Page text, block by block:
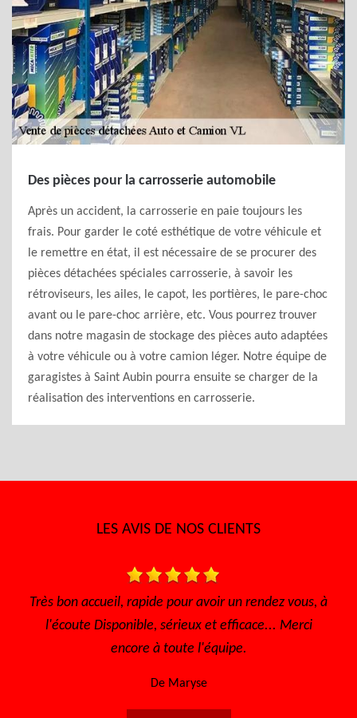
Des pièces pour la carrosserie automobile
Après un accident, la carrosserie en paie toujours les
frais. Pour garder le coté esthétique de votre véhicule et
le remettre en état, il est nécessaire de se procurer des
pièces détachées spéciales carrosserie, à savoir les
rétroviseurs, les ailes, le capot, les portières, le pare-choc
avant ou le pare-choc arrière, etc. Vous pourrez trouver
dans notre magasin de stockage des pièces auto adaptées
à votre véhicule ou à votre camion léger. Notre équipe de
garagistes à Saint Aubin pourra ensuite se charger de la
réalisation des interventions en carrosserie.
LES AVIS DE NOS CLIENTS
avoir un rendez vous, à
et efficace... Merci
Très bon accueil, le travail
efficace, les prix